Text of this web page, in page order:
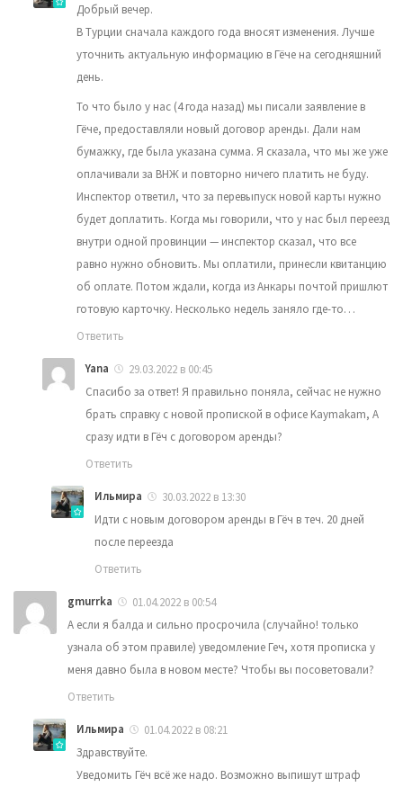
Добрый вечер.
В Турции сначала каждого года вносят изменения. Лучше
уточнить актуальную информацию в Гёче на сегодняшний
день.
То что было у нас (4 года назад) мы писали заявление в
Гёче, предоставляли новый договор аренды. Дали нам
бумажку, где была указана сумма. Я сказала, что мы же уже
оплачивали за ВНЖ и повторно ничего платить не буду.
Инспектор ответил, что за перевыпуск новой карты нужно
будет доплатить. Когда мы говорили, что у нас был переезд
внутри одной провинции — инспектор сказал, что все
равно нужно обновить. Мы оплатили, принесли квитанцию
об оплате. Потом ждали, когда из Анкары почтой пришлют
готовую карточку. Несколько недель заняло где-то…
Ответить
Yana
29.03.2022 в 00:45
Спасибо за ответ! Я правильно поняла, сейчас не нужно
брать справку с новой пропиской в офисе Kaymakam, А
сразу идти в Гёч с договором аренды?
Ответить
Ильмира
30.03.2022 в 13:30
Идти с новым договором аренды в Гёч в теч. 20 дней
после переезда
Ответить
gmurrka
01.04.2022 в 00:54
А если я балда и сильно просрочила (случайно! только
узнала об этом правиле) уведомление Геч, хотя прописка у
меня давно была в новом месте? Чтобы вы посоветовали?
Ответить
Ильмира
01.04.2022 в 08:21
Здравствуйте.
Уведомить Гёч всё же надо. Возможно выпишут штраф